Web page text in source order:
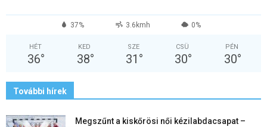
37% 3.6kmh 0%
HÉT
36°
KED
38°
SZE
31 °
CSÜ
30°
PÉN
30°
További hírek
Megszűnt a kiskőrösi női kézilabdacsapat –